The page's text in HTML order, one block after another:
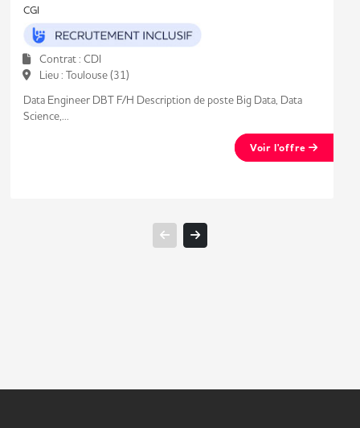
CGI
Contrat : CDI
Lieu : Toulouse (31)
Data Engineer DBT F/H Description de poste Big Data, Data
Science,...
Voir l'offre